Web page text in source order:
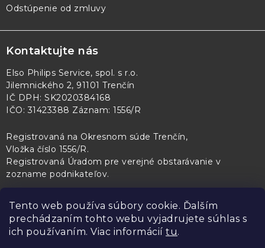
Tento web používa súbory cookie. Ďalším
prechádzaním tohto webu vyjadrujete súhlas s
ich používaním. Viac informácií tu.
Odstúpenie od zmluvy
Kontaktujte nás
Elso Philips Service, spol. s r.o.
Jilemnického 2, 91101 Trenčín
IČ DPH: SK2020384168
IČO: 31423388 Záznam: 1556/R
Registrovaná na Okresnom súde Trenčín,
Vložka číslo 1556/R.
Registrovaná Úradom pre verejné obstarávanie v
zozname podnikateľov.
PL Servis Kontroltech Technický skúšobný ústav Piešťany